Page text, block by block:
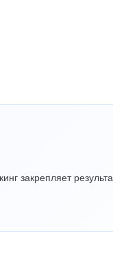
закрепляет